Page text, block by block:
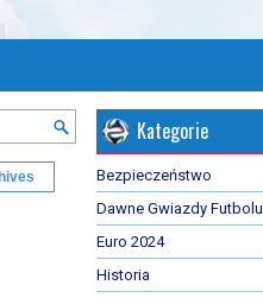
Kategorie
Bezpieczeństwo
Dawne Gwiazdy Futbolu
Euro 2024
Historia